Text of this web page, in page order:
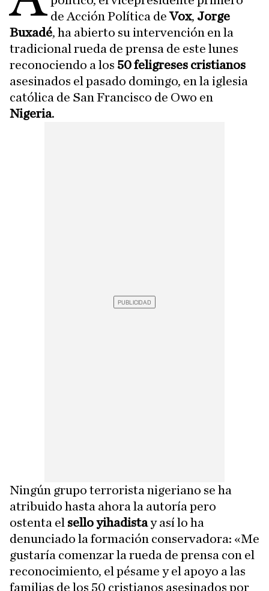
de Acción Política deVox, Jorge
Buxadé, ha abierto su intervención en la
tradicional rueda de prensa de este lunes
reconociendo a los 50 feligreses cristianos
asesinados el pasado domingo, en la iglesia
católica de San Francisco de Owo en
Nigeria.
Ningún grupo terrorista nigeriano se ha
atribuido hasta ahora la autoría pero
ostenta el sello yihadistay así lo ha
denunciado la formación conservadora: «Me
gustaría comenzar la rueda de prensa con el
reconocimiento, el pésame y el apoyo a las
familias de los 50 cristianos asesinados por